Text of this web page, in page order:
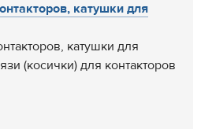
катушки для
катушки для
(косички) для контакторов